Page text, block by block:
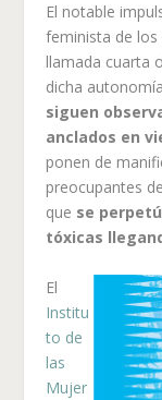
El notable
feminista de
llamada cuarta
dicha
siguen
anclados en
ponen de
preocupantes
que se
tóxicas
El
Institu
to de
las
Mujer